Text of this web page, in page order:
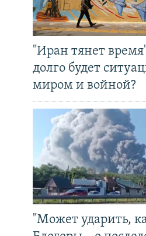
"Иран тянет
долго будет
миром и войной?
"Может ударить,